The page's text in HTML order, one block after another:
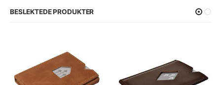
BESLEKTEDE PRODUKTER